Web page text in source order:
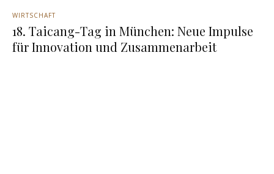
WIRTSCHAFT
18. Taicang-Tag in München: Neue Impulse
für Innovation und Zusammenarbeit